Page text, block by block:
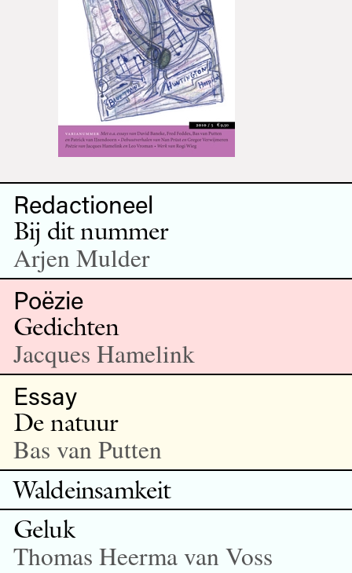
Redactioneel
Bij dit nummer
Arjen Mulder
Poëzie
Gedichten
Jacques Hamelink
Essay
De natuur
Bas van Putten
Waldeinsamkeit
Geluk
Thomas Heerma van Voss